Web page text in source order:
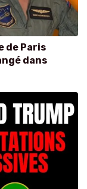
de Paris
dans